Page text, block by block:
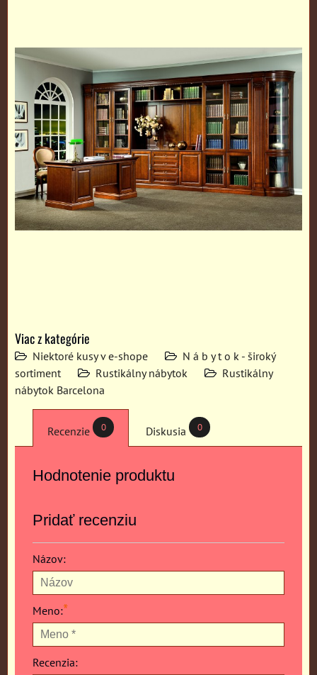
Viac z kategórie
Niektoré kusy v e-shope
N á b y t o k - široký
sortiment
Rustikálny nábytok
Rustikálny
nábytok Barcelona
Recenzie 0 Diskusia 0
Hodnotenie produktu
Pridať recenziu
Názov:
Meno:*
Recenzia: